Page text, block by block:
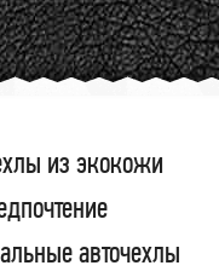
из экокожи
авточехлы